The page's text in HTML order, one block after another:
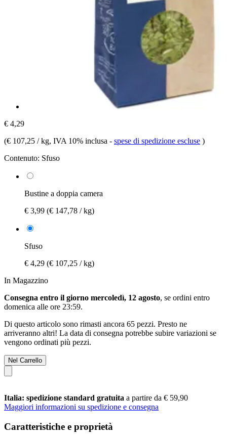
€ 4,29
(€ 107,25 / kg, IVA 10% inclusa - spese di spedizione escluse )
Contenuto: Sfuso
Bustine a doppia camera
€ 3,99 (€ 147,78 / kg)
Sfuso
€ 4,29 (€ 107,25 / kg)
In Magazzino
Consegna entro il giorno mercoledì, 12 agosto, se ordini entro
domenica alle ore 23:59.
Di questo articolo sono rimasti ancora 65 pezzi. Presto ne
arriveranno altri! La data di consegna potrebbe subire variazioni se
vengono ordinati più pezzi.
Nel Carrello
Italia: spedizione standard gratuita a partire da € 59,90
Maggiori informazioni su spedizione e consegna
Caratteristiche e proprietà